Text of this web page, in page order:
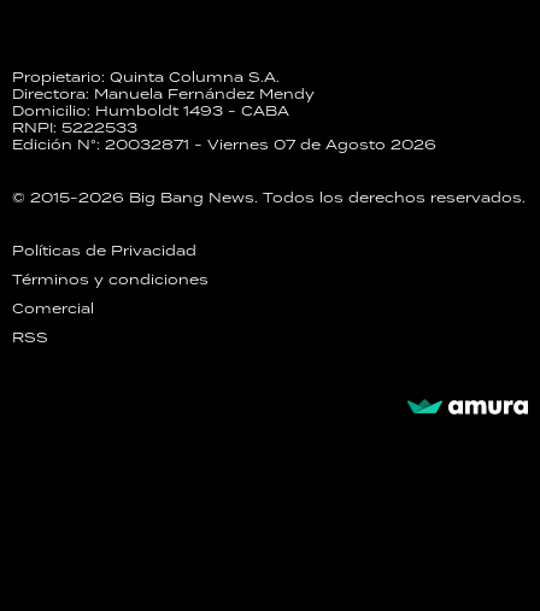
Propietario: Quinta Columna S.A.
Directora: Manuela Fernández Mendy
Domicilio: Humboldt 1493 - CABA
RNPI: 5222533
Edición N°: 20032871 - Viernes 07 de Agosto 2026
© 2015-2026 Big Bang News. Todos los derechos reservados.
Políticas de Privacidad
Términos y condiciones
Comercial
RSS